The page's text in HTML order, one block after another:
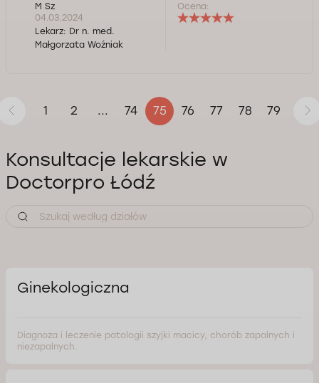
M Sz
04.03.2024
Lekarz: Dr n. med.
Małgorzata Woźniak
Ocena:
1 2 ... 74 75 76 77 78 79
Konsultacje lekarskie w
Doctorpro Łódź
Ginekologiczna
Diagnoza i leczenie patologii szyjki macicy, chorób zapalnych i
niezapalnych.